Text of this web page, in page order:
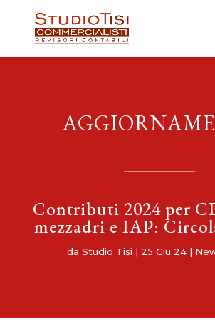
Contributi 2024 per
mezzadri e IAP:
da Studio Tisi | 25 Giu 24|